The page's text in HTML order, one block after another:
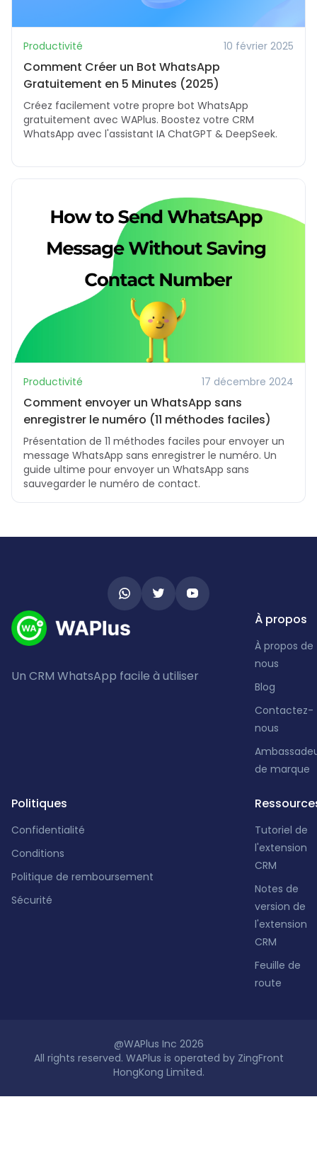
Productivité 10 février 2025
Comment Créer un Bot WhatsApp
Gratuitement en 5 Minutes (2025)
Créez facilement votre propre bot WhatsApp
gratuitement avec WAPlus. Boostez votre CRM
WhatsApp avec l'assistant IA ChatGPT & DeepSeek.
Productivité 17 décembre 2024
Comment envoyer un WhatsApp sans
enregistrer le numéro (11 méthodes faciles)
Présentation de 11 méthodes faciles pour envoyer un
message WhatsApp sans enregistrer le numéro. Un
guide ultime pour envoyer un WhatsApp sans
sauvegarder le numéro de contact.
Un CRM WhatsApp facile à utiliser
À propos
À propos de
nous
Blog
Contactez-
nous
de marque
Politiques
Confidentialité
Conditions
Politique de remboursement
Sécurité
Tutoriel de
l'extension
CRM
Notes de
version de
l'extension
CRM
Feuille de
route
@WAPlus Inc 2026
All rights reserved. WAPlus is operated by ZingFront
HongKong Limited.